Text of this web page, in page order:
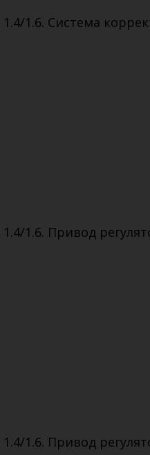
1.6. Система
1.6. Привод
1.6. Привод